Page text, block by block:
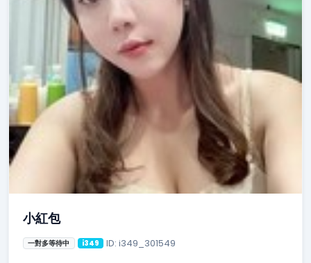
小紅包
一對多等待中 i349 ID: i349_301549